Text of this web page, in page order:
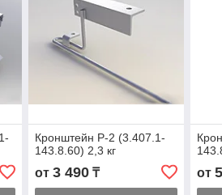
Кронштейн Р-2 (3.407.1-
143.8.60) 2,3 кг
от 3 490₸ от